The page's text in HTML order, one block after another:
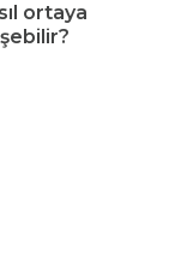
ortaya